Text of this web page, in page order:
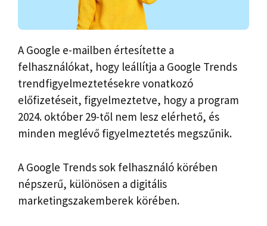
A Google e-mailben értesítette a
felhasználókat, hogy leállítja a Google Trends
trendfigyelmeztetésekre vonatkozó
előfizetéseit, figyelmeztetve, hogy a program
2024. október 29-től nem lesz elérhető, és
minden meglévő figyelmeztetés megszűnik.
A Google Trends sok felhasználó körében
népszerű, különösen a digitális
marketingszakemberek körében.